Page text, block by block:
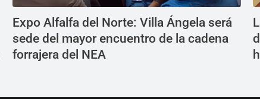
Expo Alfalfa del Norte: Villa Ángela será
sede del mayor encuentro de la cadena
forrajera del NEA